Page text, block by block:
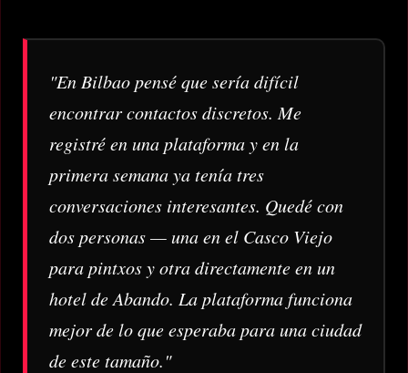
"En Bilbao pensé que sería difícil
encontrar contactos discretos. Me
registré en una plataforma y en la
primera semana ya tenía tres
conversaciones interesantes. Quedé con
dos personas — una en el Casco Viejo
para pintxos y otra directamente en un
hotel de Abando. La plataforma funciona
mejor de lo que esperaba para una ciudad
de este tamaño."